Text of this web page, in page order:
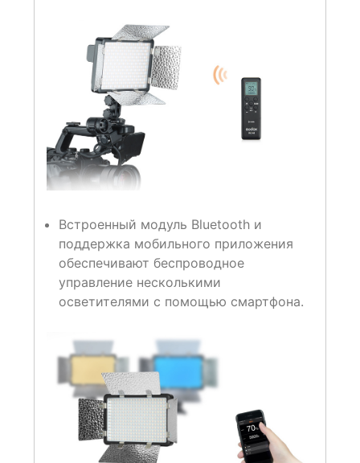
Встроенный модуль Bluetooth и
поддержка мобильного приложения
обеспечивают беспроводное
управление несколькими
осветителями с помощью смартфона.